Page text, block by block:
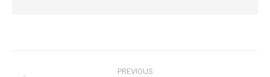
PREVIOUS